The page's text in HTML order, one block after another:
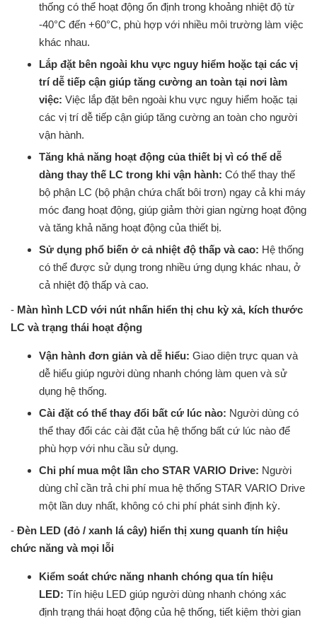
thống có thể hoạt động ổn định trong khoảng nhiệt độ từ
-40°C đến +60°C, phù hợp với nhiều môi trường làm việc
khác nhau.
Lắp đặt bên ngoài khu vực nguy hiểm hoặc tại các vị
trí dễ tiếp cận giúp tăng cường an toàn tại nơi làm
việc: Việc lắp đặt bên ngoài khu vực nguy hiểm hoặc tại
các vị trí dễ tiếp cận giúp tăng cường an toàn cho người
vận hành.
Tăng khả năng hoạt động của thiết bị vì có thể dễ
dàng thay thế LC trong khi vận hành: Có thể thay thế
bộ phận LC (bộ phận chứa chất bôi trơn) ngay cả khi máy
móc đang hoạt động, giúp giảm thời gian ngừng hoạt động
và tăng khả năng hoạt động của thiết bị.
Sử dụng phổ biến ở cả nhiệt độ thấp và cao: Hệ thống
có thể được sử dụng trong nhiều ứng dụng khác nhau, ở
cả nhiệt độ thấp và cao.
- Màn hình LCD với nút nhấn hiển thị chu kỳ xả, kích thước
LC và trạng thái hoạt động
Vận hành đơn giản và dễ hiểu: Giao diện trực quan và
dễ hiểu giúp người dùng nhanh chóng làm quen và sử
dụng hệ thống.
Cài đặt có thể thay đổi bất cứ lúc nào: Người dùng có
thể thay đổi các cài đặt của hệ thống bất cứ lúc nào để
phù hợp với nhu cầu sử dụng.
Chi phí mua một lần cho STAR VARIO Drive: Người
dùng chỉ cần trả chi phí mua hệ thống STAR VARIO Drive
một lần duy nhất, không có chi phí phát sinh định kỳ.
- Đèn LED (đỏ / xanh lá cây) hiển thị xung quanh tín hiệu
chức năng và mọi lỗi
Kiểm soát chức năng nhanh chóng qua tín hiệu
LED: Tín hiệu LED giúp người dùng nhanh chóng xác
định trạng thái hoạt động của hệ thống, tiết kiệm thời gian